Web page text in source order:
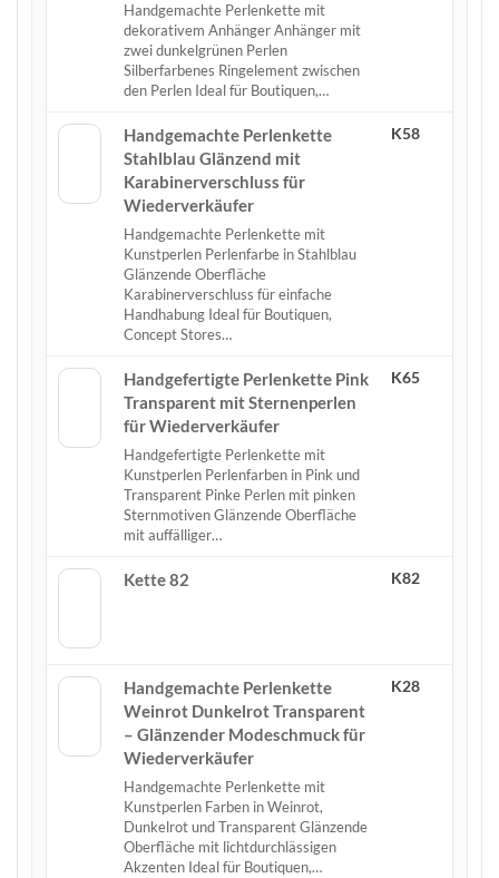
Handgemachte Perlenkette mit
dekorativem Anhänger Anhänger mit
zwei dunkelgrünen Perlen
Silberfarbenes Ringelement zwischen
den Perlen Ideal für Boutiquen,…
Handgemachte Perlenkette
Stahlblau Glänzend mit
Karabinerverschluss für
Wiederverkäufer
Handgemachte Perlenkette mit
Kunstperlen Perlenfarbe in Stahlblau
Glänzende Oberfläche
Karabinerverschluss für einfache
Handhabung Ideal für Boutiquen,
Concept Stores…
K58
Handgefertigte Perlenkette Pink
Transparent mit Sternenperlen
für Wiederverkäufer
Handgefertigte Perlenkette mit
Kunstperlen Perlenfarben in Pink und
Transparent Pinke Perlen mit pinken
Sternmotiven Glänzende Oberfläche
mit auffälliger…
K65
Kette 82 K82
Handgemachte Perlenkette
Weinrot Dunkelrot Transparent
– Glänzender Modeschmuck für
Wiederverkäufer
Handgemachte Perlenkette mit
Kunstperlen Farben in Weinrot,
Dunkelrot und Transparent Glänzende
Oberfläche mit lichtdurchlässigen
Akzenten Ideal für Boutiquen,…
K28